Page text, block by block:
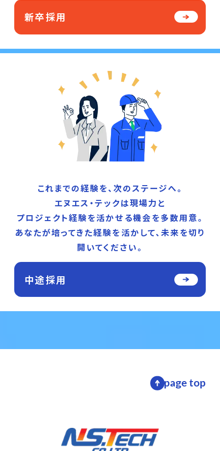
新卒採用
これまでの経験を、次のステージへ。
エヌエス・テックは現場力と
プロジェクト経験を活かせる機会を多数用意。
あなたが培ってきた経験を活かして、未来を切り
開いてください。
中途採用
page top